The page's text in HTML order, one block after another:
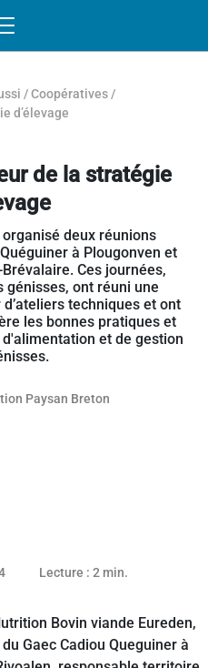
/Coopératives /
d’élevage
de la stratégie
deux réunions
à Plougonven et
Ces journées,
génisses, ont réuni une
techniques et ont
les bonnes pratiques et
et de gestion
Paysan Breton
12 septembre 2024
Lecture : 2 min.